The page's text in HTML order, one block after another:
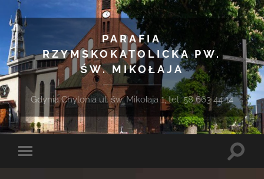
PARAFIA
RZYMSKOKATOLICKA PW.
ŚW. MIKOŁAJA
Gdynia Chylonia ul. św. Mikołaja 1, tel. 58 663 44 14
Toggle
Toggle